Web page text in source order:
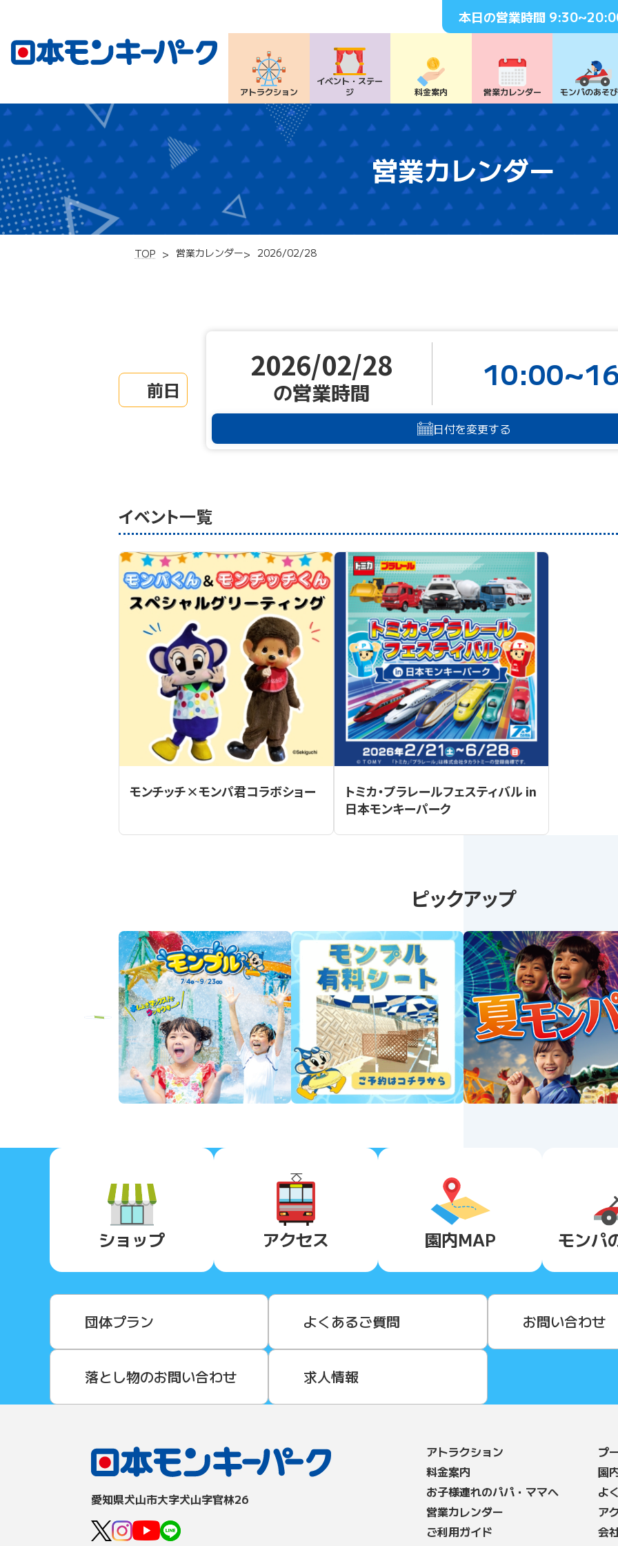
本日の営業時間
アトラクション
イベント・ ステー
ジ
料⾦案内 営業カレンダー モンパのあそ
営業カレンダー
TOP 営業カレンダー 2026/02/28
前日
2026/02/28
の営業時間
日付を変更する
イベント一覧
モンチッチ×モンパ君コラボショー
トミカ・プラレールフェスティバル in
日本モンキーパーク
ピックアップ
Previous
ショップ アクセス 園内MAP モンパ
団体プラン よくあるご質問 お問い合わせ
落とし物のお問い合わせ 求人情報
愛知県⽝⼭市⼤字⽝⼭字官林26
アトラクション
料⾦案内
お子様連れのパパ・ママへ
営業カレンダー
ご利用ガイド
プ
園
よ
ア
会